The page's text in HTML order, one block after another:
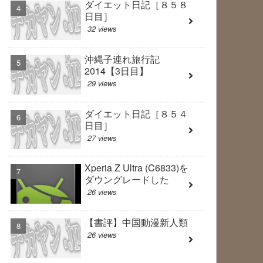
ダイエット日記［８５８
日目］
32 views
沖縄子連れ旅行記
2014【3日目】
29 views
ダイエット日記［８５４
日目］
27 views
Xperia Z Ultra (C6833)を
ダウングレードした
26 views
【書評】中国動漫新人類
26 views